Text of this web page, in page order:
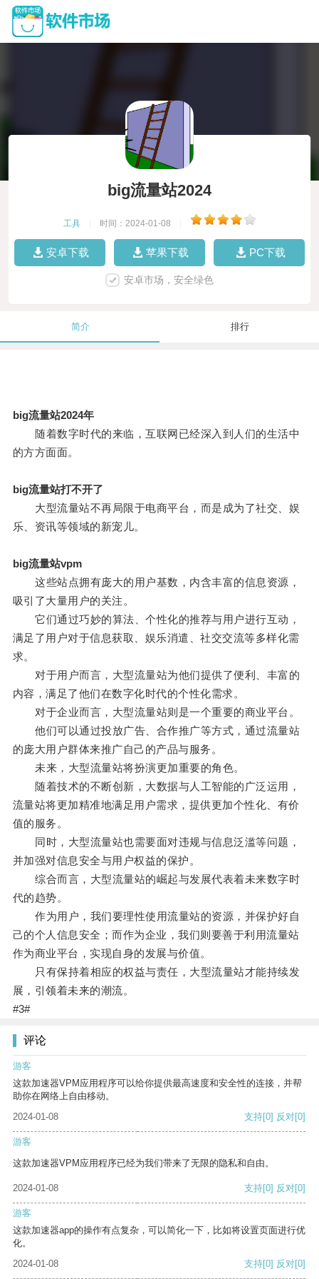
big流量站2024
工具 时间：2024-01-08
安卓下载 苹果下载 PC下载
安卓市场，安全绿色
简介 排行
big流量站2024年
随着数字时代的来临，互联网已经深入到人们的生活中
的方方面面。
big流量站打不开了
大型流量站不再局限于电商平台，而是成为了社交、娱
乐、资讯等领域的新宠儿。
big流量站vpm
这些站点拥有庞大的用户基数，内含丰富的信息资源，
吸引了大量用户的关注。
它们通过巧妙的算法、个性化的推荐与用户进行互动，
满足了用户对于信息获取、娱乐消遣、社交交流等多样化需
求。
对于用户而言，大型流量站为他们提供了便利、丰富的
内容，满足了他们在数字化时代的个性化需求。
对于企业而言，大型流量站则是一个重要的商业平台。
他们可以通过投放广告、合作推广等方式，通过流量站
的庞大用户群体来推广自己的产品与服务。
未来，大型流量站将扮演更加重要的角色。
随着技术的不断创新，大数据与人工智能的广泛运用，
流量站将更加精准地满足用户需求，提供更加个性化、有价
值的服务。
同时，大型流量站也需要面对违规与信息泛滥等问题，
并加强对信息安全与用户权益的保护。
综合而言，大型流量站的崛起与发展代表着未来数字时
代的趋势。
作为用户，我们要理性使用流量站的资源，并保护好自
己的个人信息安全；而作为企业，我们则要善于利用流量站
作为商业平台，实现自身的发展与价值。
只有保持着相应的权益与责任，大型流量站才能持续发
展，引领着未来的潮流。
#3#
评论
游客
这款加速器VPM应用程序可以给你提供最高速度和安全性的连接，并帮
助你在网络上自由移动。
2024-01-08
支持[0] 反对[0]
游客
这款加速器VPM应用程序已经为我们带来了无限的隐私和自由。
2024-01-08 支持[0] 反对[0]
游客
这款加速器app的操作有点复杂，可以简化一下，比如将设置页面进行优
化。
2024-01-08
支持[0] 反对[0]